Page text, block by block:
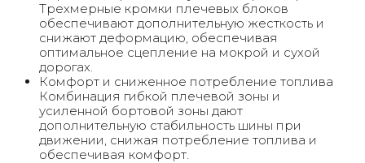
Трехмерные кромки плечевых блоков
обеспечивают дополнительную жесткость и
снижают деформацию, обеспечивая
оптимальное сцепление на мокрой и сухой
дорогах.
Комфорт и сниженное потребление топлива
Комбинация гибкой плечевой зоны и
усиленной бортовой зоны дают
дополнительную стабильность шины при
движении, снижая потребление топлива и
обеспечивая комфорт.